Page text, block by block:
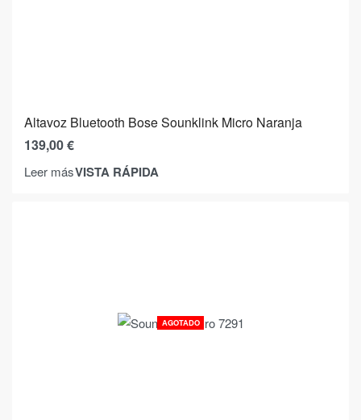
Altavoz Bluetooth Bose Sounklink Micro Naranja
139,00€
Leer másVISTA RÁPIDA
AGOTADO